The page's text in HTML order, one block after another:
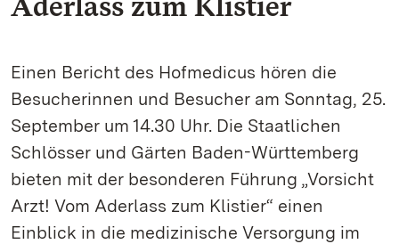
Einen Bericht des Hofmedicus hören die
Besucherinnen und Besucher am Sonntag, 25.
September um 14.30 Uhr. Die Staatlichen
Schlösser und Gärten Baden-Württemberg
bieten mit der besonderen Führung „Vorsicht
Arzt! Vom Aderlass zum Klistier“ einen
Einblick in die medizinische Versorgung im